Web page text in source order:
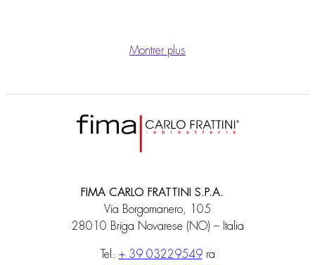
Montrer plus
FIMA CARLO FRATTINI S.P.A.
Via Borgomanero, 105
28010 Briga Novarese (NO) – Italia
Tel. + 39 03229549ra